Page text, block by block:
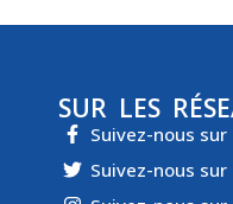
SUR LES
Suivez-nous sur
Suivez-nous